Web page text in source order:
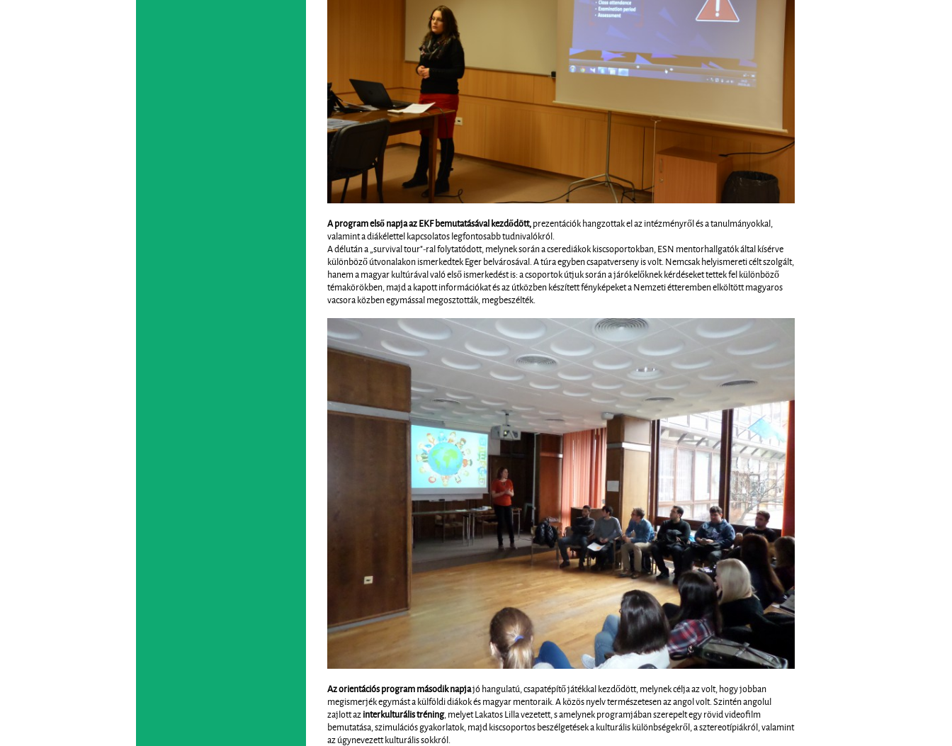
A program első napja az EKF bemutatásával kezdődött,prezentációk hangzottak el az intézményről és a tanulmányokkal,
valamint a diákélettel kapcsolatos legfontosabb tudnivalókról.
A délután a „survival tour"-ral folytatódott, melynek során a cserediákok kiscsoportokban, ESN mentorhallgatók által kísérve
különböző útvonalakon ismerkedtek Eger belvárosával. A túra egyben csapatverseny is volt. Nemcsak helyismereti célt szolgált,
hanem a magyar kultúrával való első ismerkedést is: a csoportok útjuk során a járókelőknek kérdéseket tettek fel különböző
témakörökben, majd a kapott információkat és az útközben készített fényképeket a Nemzeti étteremben elköltött magyaros
vacsora közben egymással megosztották, megbeszélték.
Az orientációs program második napjajó hangulatú, csapatépítő játékkal kezdődött, melynek célja az volt, hogy jobban
megismerjék egymást a külföldi diákok és magyar mentoraik. A közös nyelv természetesen az angol volt. Szintén angolul
zajlott azinterkulturális tréning, melyet Lakatos Lilla vezetett, s amelynek programjában szerepelt egy rövid videofilm
bemutatása, szimulációs gyakorlatok, majd kiscsoportos beszélgetések a kulturális különbségekről, a sztereotípiákról, valamint
az úgynevezett kulturális sokkról.